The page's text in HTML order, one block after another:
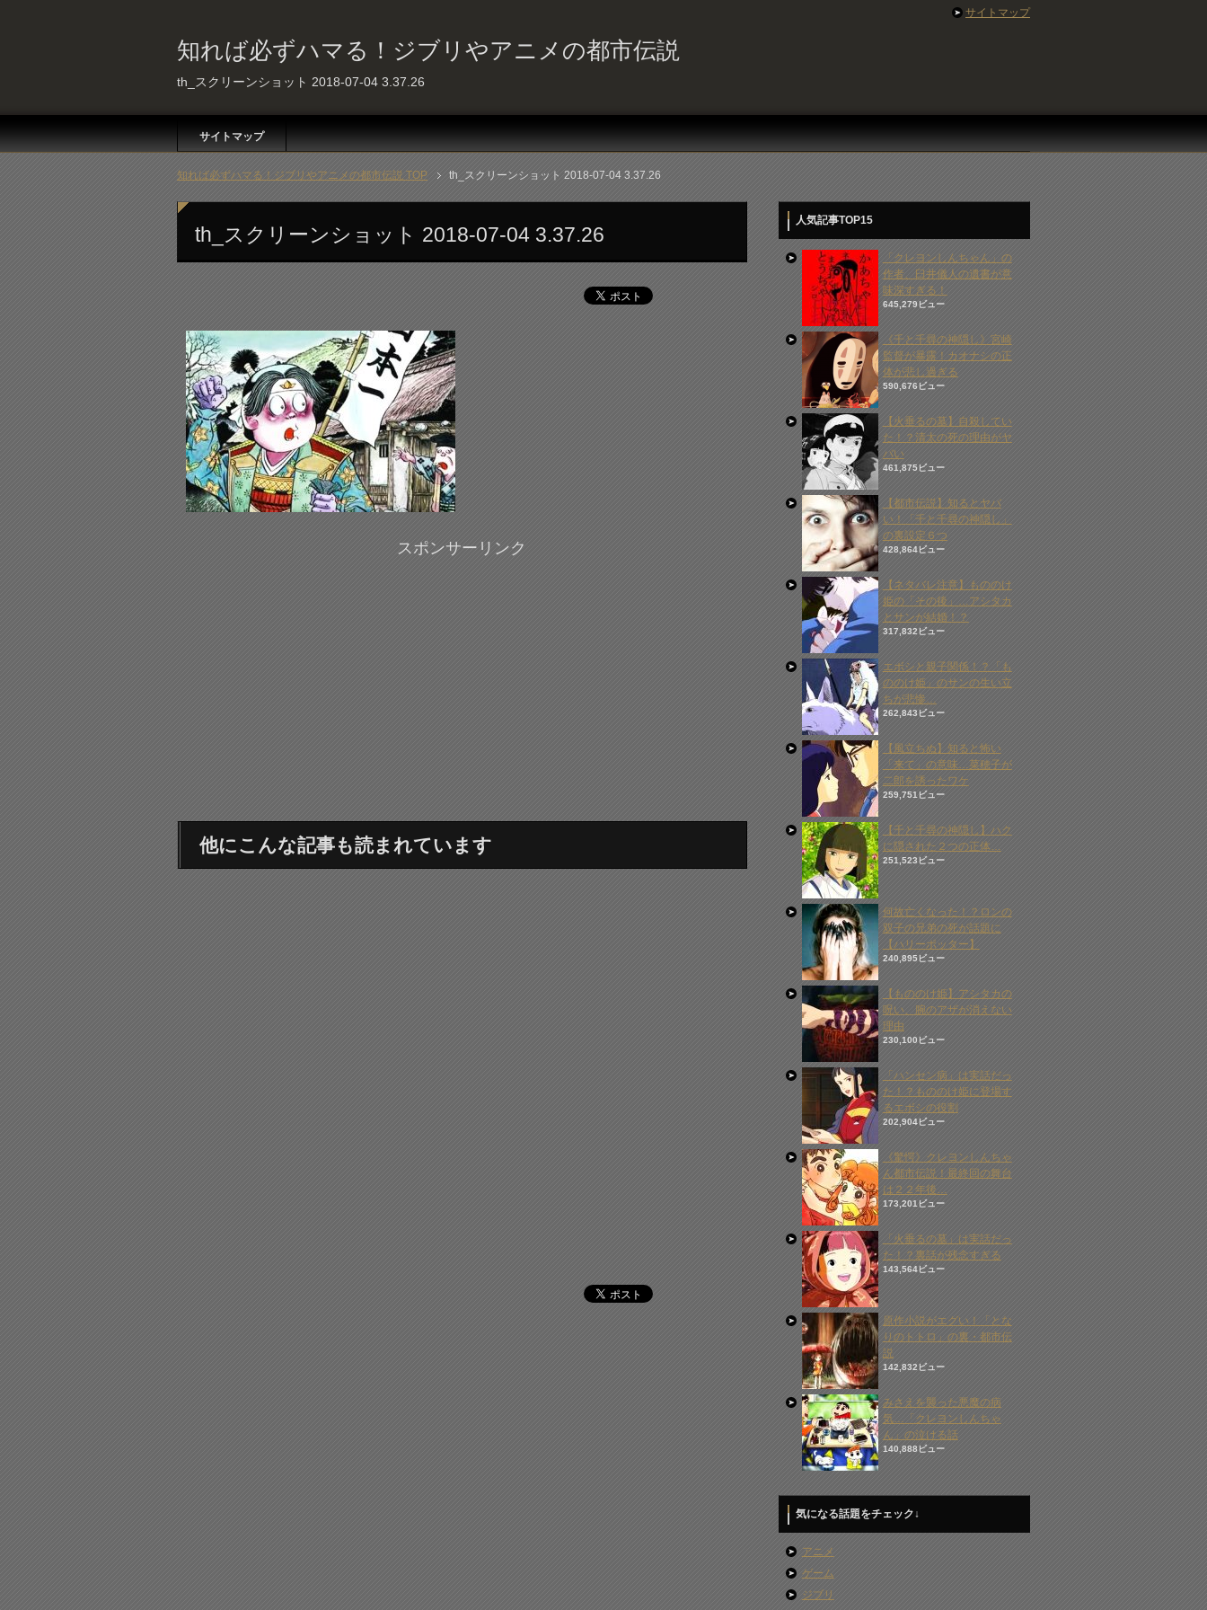
知れば必ずハマる！ジブリやアニメの都市伝説
th_スクリーンショット 2018-07-04 3.37.26
サイトマップ
知れば必ずハマる！ジブリやアニメの都市伝説 TOP th_スクリーンショット 2018-07-04 3.37.26
th_スクリーンショット 2018-07-04 3.37.26
スポンサーリンク
他にこんな記事も読まれています
人気記事TOP15
「クレヨンしんちゃん」の
作者、臼井儀人の遺書が意
味深すぎる！
645,279ビュー
《千と千尋の神隠し》宮崎
監督が暴露！カオナシの正
体が悲し過ぎる
590,676ビュー
【火垂るの墓】自殺してい
た！？清太の死の理由がヤ
バい
461,875ビュー
【都市伝説】知るとヤバ
い！「千と千尋の神隠し」
の裏設定６つ
428,864ビュー
【ネタバレ注意】もののけ
姫の「その後」…アシタカ
とサンが結婚！？
317,832ビュー
エボシと親子関係！？「も
ののけ姫」のサンの生い立
ちが悲惨…
262,843ビュー
【風立ちぬ】知ると怖い
「来て」の意味…菜穂子が
二郎を誘ったワケ
259,751ビュー
【千と千尋の神隠し】ハク
に隠された２つの正体…
251,523ビュー
何故亡くなった！？ロンの
双子の兄弟の死が話題に
【ハリーポッター】
240,895ビュー
【もののけ姫】アシタカの
呪い、腕のアザが消えない
理由
230,100ビュー
「ハンセン病」は実話だっ
た！？もののけ姫に登場す
るエボシの役割
202,904ビュー
《驚愕》クレヨンしんちゃ
ん都市伝説！最終回の舞台
は２２年後…
173,201ビュー
「火垂るの墓」は実話だっ
た！？裏話が残念すぎる
143,564ビュー
原作小説がエグい！「とな
りのトトロ」の裏・都市伝
説
142,832ビュー
みさえを襲った悪魔の病
気…「クレヨンしんちゃ
ん」の泣ける話
140,888ビュー
気になる話題をチェック↓
アニメ
ゲーム
ジブリ
サイトマップ